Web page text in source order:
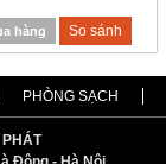
hàng So sánh
PHÒNG SẠCH
PHÁT